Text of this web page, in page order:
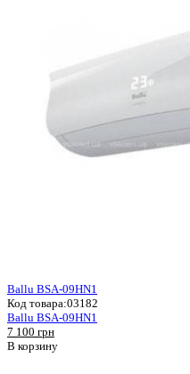
Ballu BSA-09HN1
Код товара:03182
Ballu BSA-09HN1
7 100 грн
В корзину